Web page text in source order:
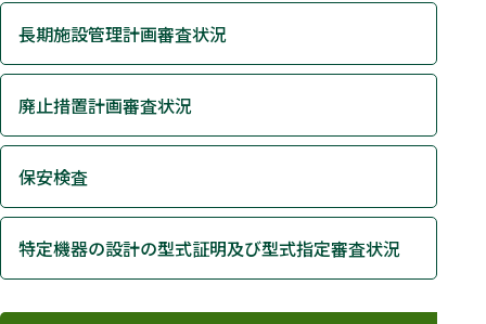
長期施設管理計画審査状況
廃止措置計画審査状況
保安検査
特定機器の設計の型式証明及び型式指定審査状況